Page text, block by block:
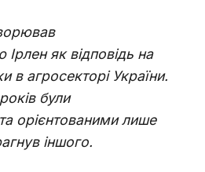
Ірлен як відповідь на
в агросекторі України.
були
орієнтованими лише
іншого.